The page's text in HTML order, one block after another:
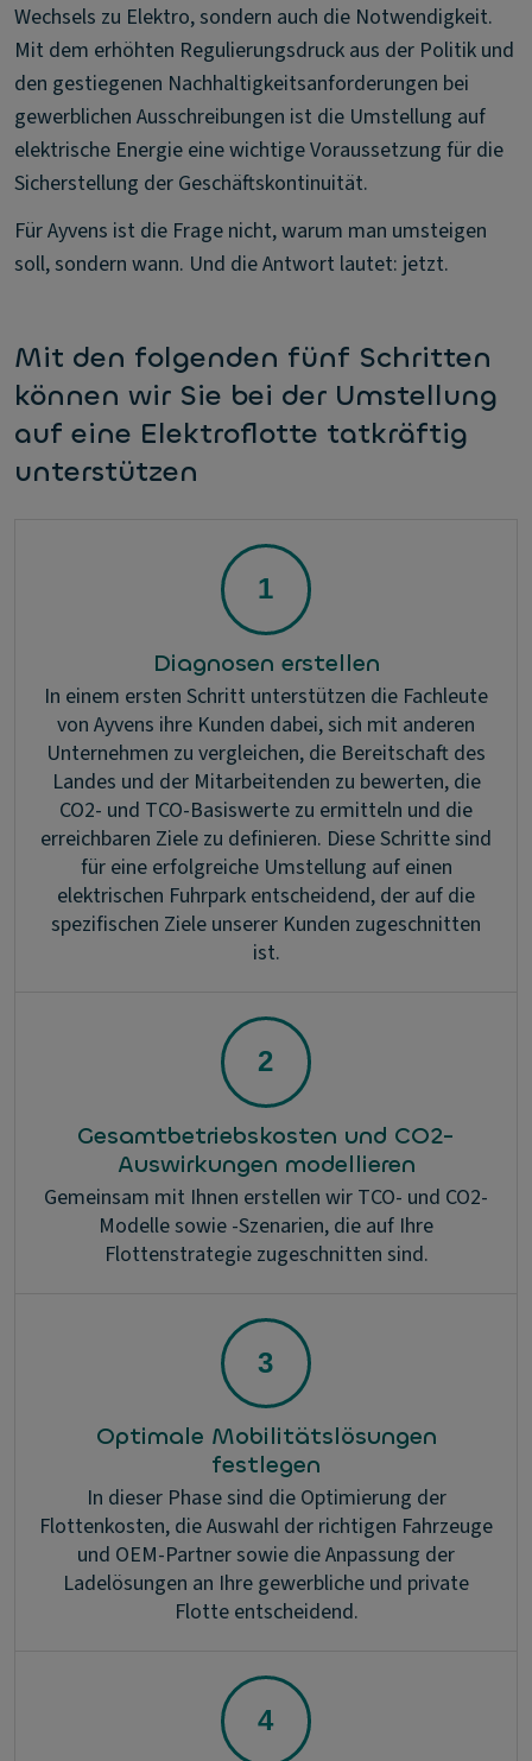
Wechsels zu Elektro, sondern auch die Notwendigkeit.
Mit dem erhöhten Regulierungsdruck aus der Politik und
den gestiegenen Nachhaltigkeitsanforderungen bei
gewerblichen Ausschreibungen ist die Umstellung auf
elektrische Energie eine wichtige Voraussetzung für die
Sicherstellung der Geschäftskontinuität.
Für Ayvens ist die Frage nicht, warum man umsteigen
soll, sondern wann. Und die Antwort lautet: jetzt.
Mit den folgenden fünf Schritten
können wir Sie bei der Umstellung
auf eine Elektroflotte tatkräftig
unterstützen
Diagnosen erstellen
In einem ersten Schritt unterstützen die Fachleute
von Ayvens ihre Kunden dabei, sich mit anderen
Unternehmen zu vergleichen, die Bereitschaft des
Landes und der Mitarbeitenden zu bewerten, die
CO2- und TCO-Basiswerte zu ermitteln und die
erreichbaren Ziele zu definieren. Diese Schritte sind
für eine erfolgreiche Umstellung auf einen
elektrischen Fuhrpark entscheidend, der auf die
spezifischen Ziele unserer Kunden zugeschnitten
ist.
Gesamtbetriebskosten und CO2-
Auswirkungen modellieren
Gemeinsam mit Ihnen erstellen wir TCO- und CO2-
Modelle sowie -Szenarien, die auf Ihre
Flottenstrategie zugeschnitten sind.
Optimale Mobilitätslösungen
festlegen
In dieser Phase sind die Optimierung der
Flottenkosten, die Auswahl der richtigen Fahrzeuge
und OEM-Partner sowie die Anpassung der
Ladelösungen an Ihre gewerbliche und private
Flotte entscheidend.